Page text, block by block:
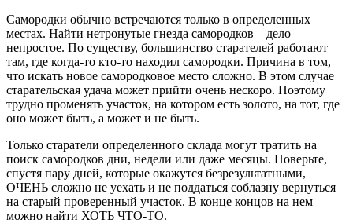
Самородки обычно встречаются только в определенных
местах. Найти нетронутые гнезда самородков – дело
непростое. По существу, большинство старателей работают
там, где когда-то кто-то находил самородки. Причина в том,
что искать новое самородковое место сложно. В этом случае
старательская удача может прийти очень нескоро. Поэтому
трудно променять участок, на котором есть золото, на тот, где
оно может быть, а может и не быть.
Только старатели определенного склада могут тратить на
поиск самородков дни, недели или даже месяцы. Поверьте,
спустя пару дней, которые окажутся безрезультатными,
ОЧЕНЬ сложно не уехать и не поддаться соблазну вернуться
на старый проверенный участок. В конце концов на нем
можно найти ХОТЬ ЧТО-ТО.